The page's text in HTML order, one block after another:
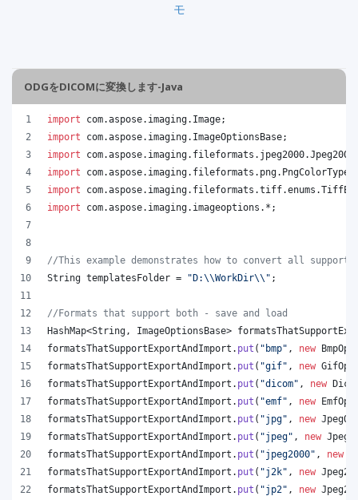
モ
ODGをDICOMに変換します-Java
import com.aspose. imaging. Image;
import
com.aspose. imaging. ImageOptionsBase;
import
com.aspose. imaging. fileformats . jpeg2000.
import
com.aspose. imaging. fileformats . png. PngColorType
import
com.aspose. imaging. fileformats .tiff.enums .
import
com.aspose. imaging. imageoptions .*;
//This example demonstrates how to convert all
String templatesFolder = "D:\\WorkDir\\ " ;
//Formats that support both - save and load
HashMap<String , ImageOptionsBase>
formatsThatSupportExportAndImport . put ( "bmp" , new
formatsThatSupportExportAndImport . put ( "gif" , new
formatsThatSupportExportAndImport . put ( "dicom" , new
formatsThatSupportExportAndImport . put ( "emf" , new
formatsThatSupportExportAndImport . put ( "jpg" , new
formatsThatSupportExportAndImport . put ( "jpeg" , new
formatsThatSupportExportAndImport . put ( "jpeg2000" , new
formatsThatSupportExportAndImport . put ( "j2k" , new
formatsThatSupportExportAndImport . put ( "jp2" , new